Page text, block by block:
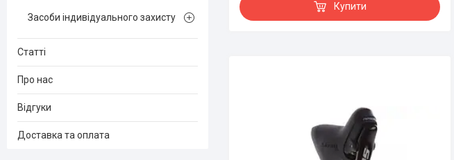
Купити
Засоби індивідуального захисту
Статті
Про нас
Відгуки
Доставка та оплата